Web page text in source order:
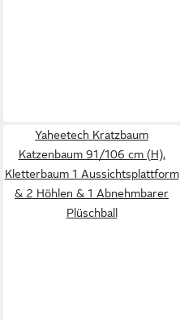
Yaheetech Kratzbaum
Katzenbaum 91/106 cm (H),
Kletterbaum 1 Aussichtsplattform
& 2 Höhlen & 1 Abnehmbarer
Plüschball